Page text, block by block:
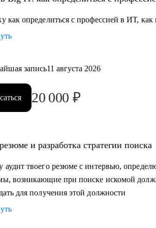
связь на любой твой рабочий кейс
почему так)
БД, интеграции, инфраструктура и
и инвесторов.
помочь:
карьеристу, который хочет работать в ИТ
для определения того, чего
как определиться с профессией в ИТ,
запись11 августа 2026
20 000 ₽
и разработка стратегии поиска
аудит твоего резюме с интервью,
возникающие при поиске искомой
для получения этой должности